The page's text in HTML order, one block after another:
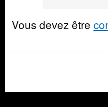
Vous devez être